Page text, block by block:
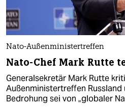
Nato-Außenministertreffen
Nato-Chef Mark Rutte
Generalsekretär Mark Rutte
Außenministertreffen Russland
Bedrohung sei von „globaler